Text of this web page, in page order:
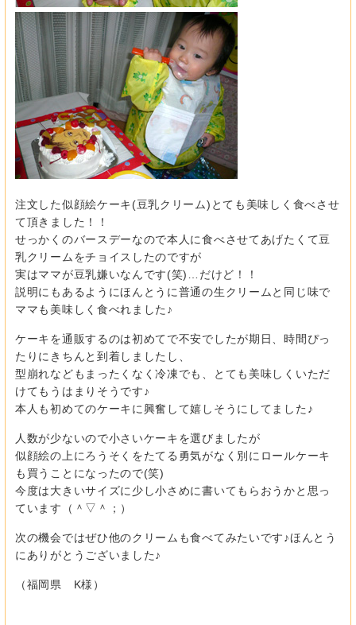
注文した似顔絵ケーキ(豆乳クリーム)とても美味しく食べさせ
て頂きました！！
せっかくのバースデーなので本人に食べさせてあげたくて豆
乳クリームをチョイスしたのですが
実はママが豆乳嫌いなんです(笑)…だけど！！
説明にもあるようにほんとうに普通の生クリームと同じ味で
ママも美味しく食べれました♪
ケーキを通販するのは初めてで不安でしたが期日、時間ぴっ
たりにきちんと到着しましたし、
型崩れなどもまったくなく冷凍でも、とても美味しくいただ
けてもうはまりそうです♪
本人も初めてのケーキに興奮して嬉しそうにしてました♪
人数が少ないので小さいケーキを選びましたが
似顔絵の上にろうそくをたてる勇気がなく別にロールケーキ
も買うことになったので(笑)
今度は大きいサイズに少し小さめに書いてもらおうかと思っ
ています（＾▽＾；）
次の機会ではぜひ他のクリームも食べてみたいです♪ほんとう
にありがとうございました♪
（福岡県 K様）